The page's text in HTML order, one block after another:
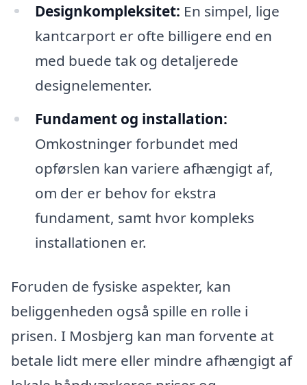
Designkompleksitet: En simpel, lige
kantcarport er ofte billigere end en
med buede tak og detaljerede
designelementer.
Fundament og installation:
Omkostninger forbundet med
opførslen kan variere afhængigt af,
om der er behov for ekstra
fundament, samt hvor kompleks
installationen er.
Foruden de fysiske aspekter, kan
beliggenheden også spille en rolle i
prisen. I Mosbjerg kan man forvente at
betale lidt mere eller mindre afhængigt af